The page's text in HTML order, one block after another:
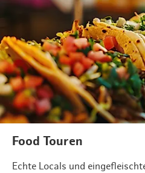
Food Touren
Echte Locals und